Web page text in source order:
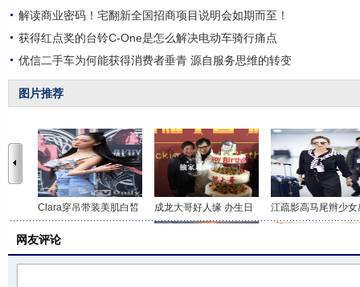
解读商业密码！宅翻新全国招商项目说明会如期而至！
获得红点奖的台铃C-One是怎么解决电动车骑行痛点
优信二手车为何能获得消费者垂青 源自服务思维的转变
图片推荐
Clara穿吊带装美肌白皙 成龙大哥好人缘 办生日 江疏影高马尾辫少女
网友评论